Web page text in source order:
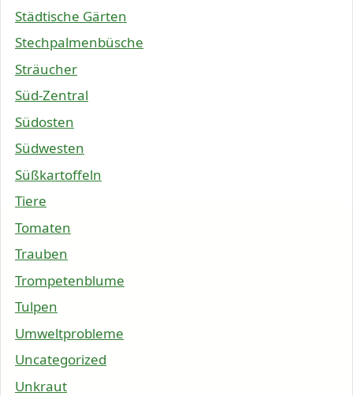
Städtische Gärten
Stechpalmenbüsche
Sträucher
Süd-Zentral
Südosten
Südwesten
Süßkartoffeln
Tiere
Tomaten
Trauben
Trompetenblume
Tulpen
Umweltprobleme
Uncategorized
Unkraut